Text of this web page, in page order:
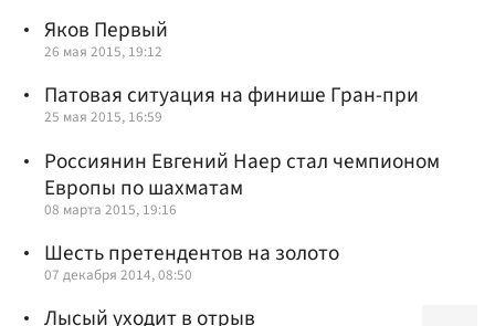
Яков Первый
26 мая 2015, 19:12
Патовая ситуация на финише Гран-при
25 мая 2015, 16:59
Россиянин Евгений Наер стал чемпионом
Европы по шахматам
08 марта 2015, 19:16
Шесть претендентов на золото
07 декабря 2014, 08:50
Лысый уходит в отрыв